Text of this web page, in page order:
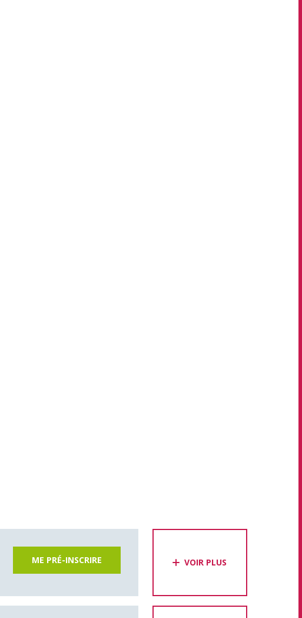
VOIR PLUS
ME PRÉ-INSCRIRE